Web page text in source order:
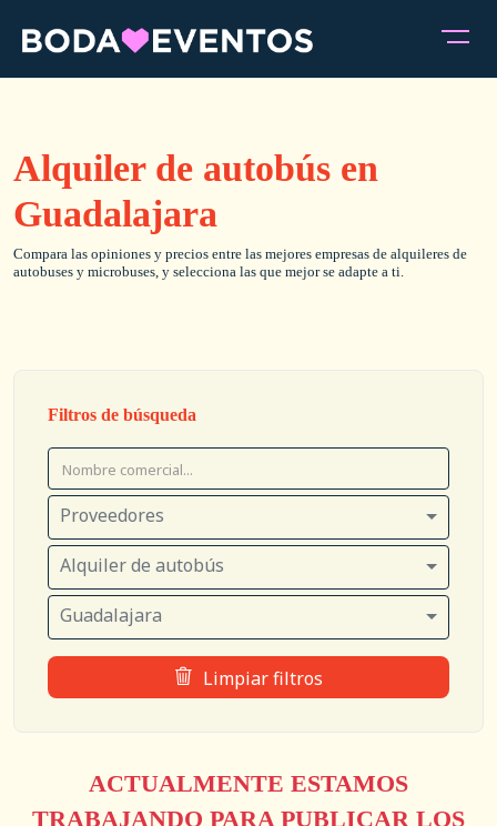
Alquiler de autobús en
Guadalajara
Compara las opiniones y precios entre las mejores empresas de alquileres de
autobuses y microbuses, y selecciona las que mejor se adapte a ti.
Filtros de búsqueda
Proveedores
Alquiler de autobús
Guadalajara
Limpiar filtros
ACTUALMENTE ESTAMOS
TRABAJANDO PARA PUBLICAR LOS